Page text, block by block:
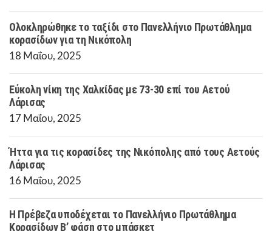
Ολοκληρώθηκε το ταξίδι στο Πανελλήνιο Πρωτάθλημα
κορασίδων για τη Νικόπολη
18 Μαΐου, 2025
Εύκολη νίκη της Χαλκίδας με 73-30 επί του Αετού
Λάρισας
17 Μαΐου, 2025
Ήττα για τις κορασίδες της Νικόπολης από τους Αετούς
Λάρισας
16 Μαΐου, 2025
Η Πρέβεζα υποδέχεται το Πανελλήνιο Πρωτάθλημα
Κορασίδων Β’ φάση στο μπάσκετ